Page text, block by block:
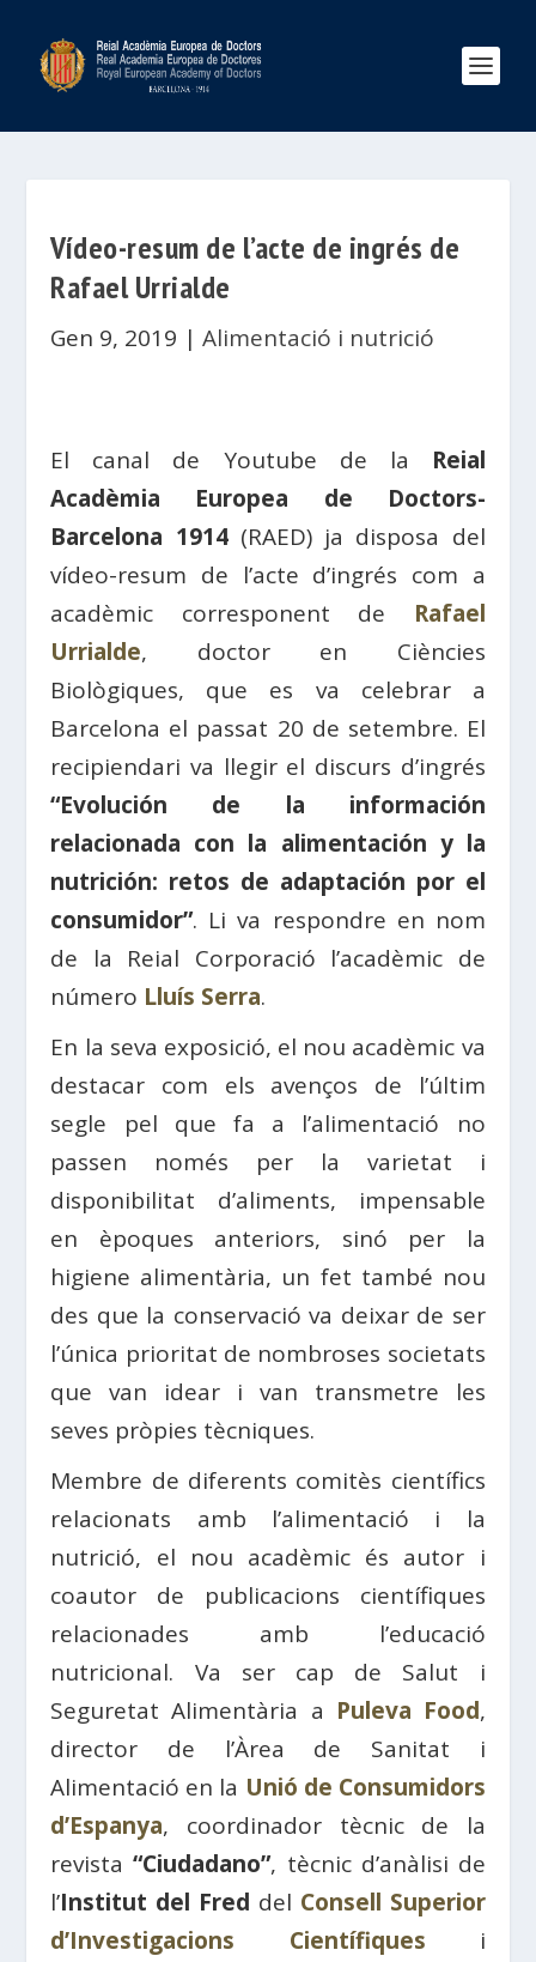
Vídeo-resum de l’acte de ingrés de
Rafael Urrialde
Gen 9, 2019 |Alimentació i nutrició
El canal de Youtube de la Reial
Acadèmia Europea de Doctors-
Barcelona 1914(RAED) ja disposa del
vídeo-resum de l’acte d’ingrés com a
acadèmic corresponent de Rafael
Urrialde, doctor en Ciències
Biològiques, que es va celebrar a
Barcelona el passat 20 de setembre. El
recipiendari va llegir el discurs d’ingrés
“Evolución de la información
relacionada con la alimentación y la
nutrición: retos de adaptación por el
consumidor”. Li va respondre en nom
de la Reial Corporació l’acadèmic de
número Lluís Serra.
En la seva exposició, el nou acadèmic va
destacar com els avenços de l’últim
segle pel que fa a l’alimentació no
passen només per la varietat i
disponibilitat d’aliments, impensable
en èpoques anteriors, sinó per la
higiene alimentària, un fet també nou
des que la conservació va deixar de ser
l’única prioritat de nombroses societats
que van idear i van transmetre les
seves pròpies tècniques.
Membre de diferents comitès científics
relacionats amb l’alimentació i la
nutrició, el nou acadèmic és autor i
coautor de publicacions científiques
relacionades amb l’educació
nutricional. Va ser cap de Salut i
Seguretat Alimentària a Puleva Food,
director de l’Àrea de Sanitat i
Alimentació en la Unió de Consumidors
d’Espanya, coordinador tècnic de la
revista“Ciudadano”, tècnic d’anàlisi de
l’Institut del Fred del Consell Superior
d’Investigacions Científiques i